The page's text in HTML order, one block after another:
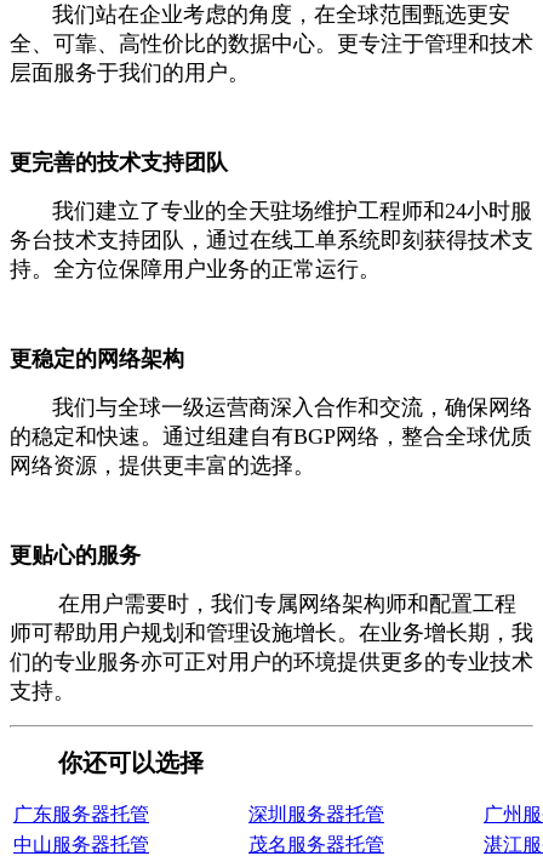
我们站在企业考虑的角度，在全球范围甄选更安
全、可靠、高性价比的数据中心。更专注于管理和技术
层面服务于我们的用户。
更完善的技术支持团队
我们建立了专业的全天驻场维护工程师和24小时服
务台技术支持团队，通过在线工单系统即刻获得技术支
持。全方位保障用户业务的正常运行。
更稳定的网络架构
我们与全球一级运营商深入合作和交流，确保网络
的稳定和快速。通过组建自有BGP网络，整合全球优质
网络资源，提供更丰富的选择。
更贴心的服务
在用户需要时，我们专属网络架构师和配置工程
师可帮助用户规划和管理设施增长。在业务增长期，我
们的专业服务亦可正对用户的环境提供更多的专业技术
支持。
你还可以选择
广东服务器托管 深圳服务器托管
广州
中山服务器托管
茂名服务器托管
湛江